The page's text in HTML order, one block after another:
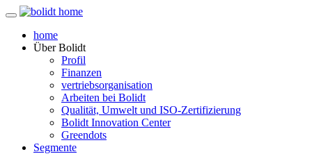
home
ÜberBolidt
Profil
Finanzen
vertriebsorganisation
Arbeiten bei Bolidt
Qualität, Umwelt und ISO-Zertifizierung
Bolidt Innovation Center
Greendots
Segmente